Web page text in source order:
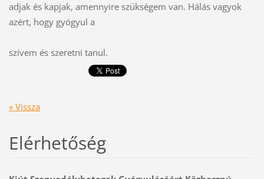
adjak és kapjak, amennyire szükségem van. Hálás vagyok
azért, hogy gyógyul a
szívem és szeretni tanul.
« Vissza
Elérhetőség